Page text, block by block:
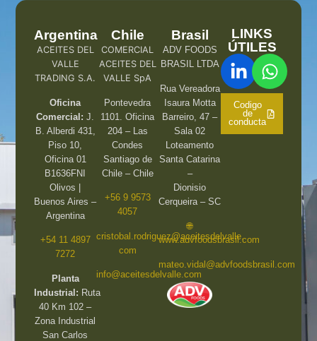
Argentina
ACEITES DEL
VALLE
TRADING S.A.
Oficina
Comercial: J.
B. Alberdi 431,
Piso 10,
Oficina 01
B1636FNI
Olivos |
Buenos Aires –
Argentina
+54 11 4897
7272
Planta
Industrial: Ruta
40 Km 102 –
Zona Industrial
San Carlos
Chile
COMERCIAL
ACEITES DEL
VALLE SpA
Pontevedra
1101. Oficina
204 – Las
Condes
Santiago de
Chile – Chile
+56 9 9573
4057
cristobal.rodriguez@aceitesdelvalle.
com
info@aceitesdelvalle.com
Brasil
ADV FOODS
BRASIL LTDA
Rua Vereadora
Isaura Motta
Barreiro, 47 –
Sala 02
Loteamento
Santa Catarina
–
Dionisio
Cerqueira – SC
🌐
www.advfoodsbrasil.com
mateo.vidal@advfoodsbrasil.com
LINKS
ÚTILES
Codigo
de
conducta